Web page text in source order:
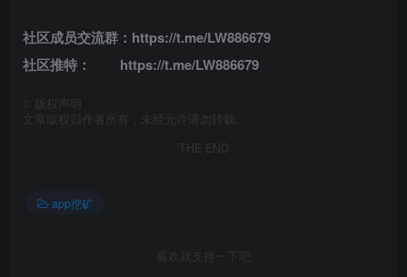
社区成员交流群： https://t.me/LW886679
社区推特： https://t.me/LW886679
版权声明
文章版权归作者所有，未经允许请勿转载。
THE END
app挖矿
喜欢就支持一下吧